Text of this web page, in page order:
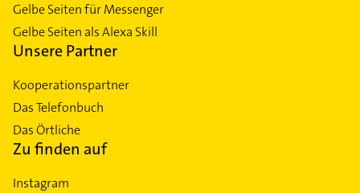
Gelbe Seiten für Messenger
Gelbe Seiten als Alexa Skill
Unsere Partner
Kooperationspartner
Das Telefonbuch
Das Örtliche
Zu finden auf
Instagram